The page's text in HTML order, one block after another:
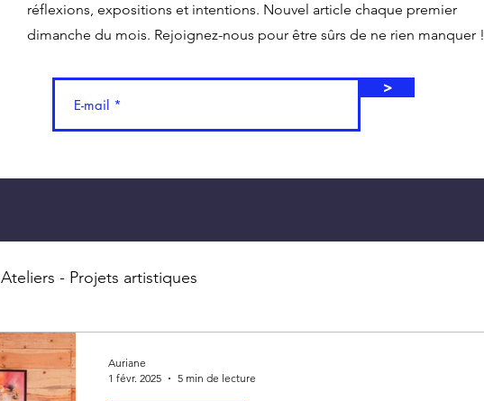
réflexions, expositions et intentions. Nouvel article chaque premier
dimanche du mois. Rejoignez-nous pour être sûrs de ne rien manquer !
>
Ateliers - Projets artistiques
Auriane
1 févr. 2025
5 min de lecture